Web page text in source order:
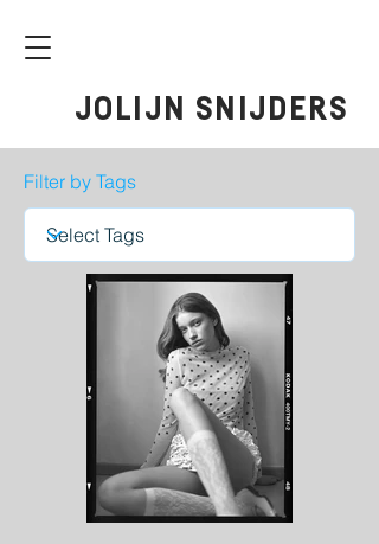
JOLIJN SNIJDERS
Filter by Tags